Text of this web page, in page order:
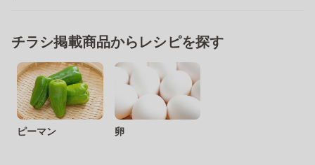
チラシ掲載商品からレシピを探す
ピーマン 卵